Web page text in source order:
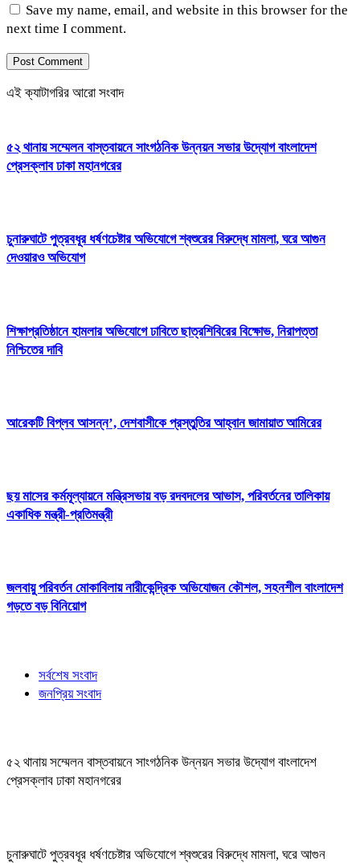
Save my name, email, and website in this browser for the
next time I comment.
এই ক্যাটাগরির আরো সংবাদ
৫২ থানায় সম্মেলন বাস্তবায়নে সাংগঠনিক উন্নয়ন সভার উদ্যোগ বাংলাদেশ
প্রেসক্লাব ঢাকা মহানগরের
চুনারুঘাটে পুত্রবধূর ধর্ষণচেষ্টার অভিযোগে শ্বশুরের বিরুদ্ধে মামলা, ঘরে আগুন
দেওয়ারও অভিযোগ
শিক্ষাপ্রতিষ্ঠানে হামলার অভিযোগে ঢাবিতে ছাত্রশিবিরের বিক্ষোভ, নিরাপত্তা
নিশ্চিতের দাবি
আরেকটি বিপ্লব আসন্ন’, দেশবাসীকে প্রস্তুতির আহ্বান জামায়াত আমিরের
ছয় মাসের কর্মমূল্যায়নে মন্ত্রিসভায় বড় রদবদলের আভাস, পরিবর্তনের তালিকায়
একাধিক মন্ত্রী-প্রতিমন্ত্রী
জলবায়ু পরিবর্তন মোকাবিলায় নারীকেন্দ্রিক অভিযোজন কৌশল, সহনশীল বাংলাদেশ
গড়তে বড় বিনিয়োগ
সর্বশেষ সংবাদ
জনপ্রিয় সংবাদ
৫২ থানায় সম্মেলন বাস্তবায়নে সাংগঠনিক উন্নয়ন সভার উদ্যোগ বাংলাদেশ
প্রেসক্লাব ঢাকা মহানগরের
চুনারুঘাটে পুত্রবধূর ধর্ষণচেষ্টার অভিযোগে শ্বশুরের বিরুদ্ধে মামলা, ঘরে আগুন